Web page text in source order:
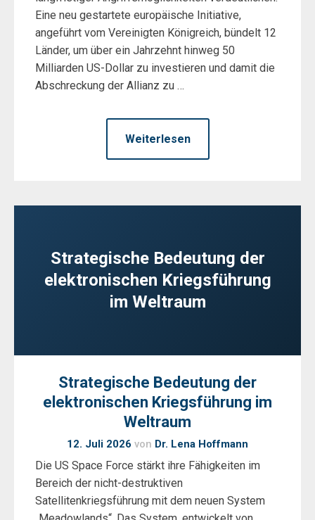
Eine neu gestartete europäische Initiative,
angeführt vom Vereinigten Königreich, bündelt 12
Länder, um über ein Jahrzehnt hinweg 50
Milliarden US-Dollar zu investieren und damit die
Abschreckung der Allianz zu …
Weiterlesen
Strategische Bedeutung der
elektronischen Kriegsführung
im Weltraum
Strategische Bedeutung der
elektronischen Kriegsführung im
Weltraum
12. Juli 2026 von Dr. Lena Hoffmann
Die US Space Force stärkt ihre Fähigkeiten im
Bereich der nicht-destruktiven
Satellitenkriegsführung mit dem neuen System